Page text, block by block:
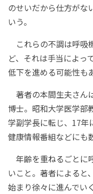
のせいだから仕方がな
いう。
これらの不調は呼吸
ど、それは手当によっ
低下を進める可能性も
著者の本間生夫さん
博士。昭和大学医学部
学副学長に転じ、17年
健康情報番組などにも
年齢を重ねるごとに
いこと。著者によると
始まり徐々に進んでい